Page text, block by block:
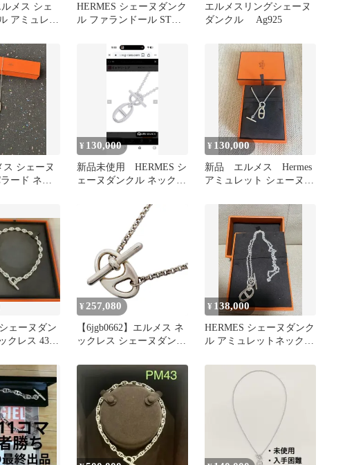
メス シェ
アミュレッ
HERMES シェーヌダンク
ル ファランドール STサ
エルメスリングシェーヌ
ダンクル Ag925
ス シェーヌ
ード ネッ
¥ 130,000
新品未使用 HERMES シ
ェーヌダンクル ネックレ
¥ 130,000
新品 エルメス Hermes
アミュレット シェーヌダ
ェーヌダン
クレス 43コ
¥ 257,080
【6jgb0662】エルメス ネ
ックレス シェーヌダンク
925【中古】メンズ レデ
ィース ユニセックス
¥ 138,000
HERMES シェーヌダンク
ル アミュレットネックレ